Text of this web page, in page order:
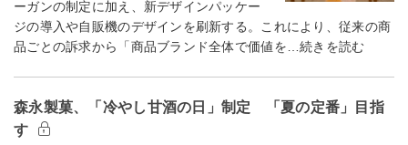
ーガンの制定に加え、新デザインパッケー
ジの導入や自販機のデザインを刷新する。これにより、従来の商
品ごとの訴求から「商品ブランド全体で価値を…続きを読む
森永製菓、「冷やし甘酒の日」制定 「夏の定番」目指
す